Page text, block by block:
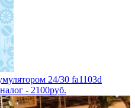
24/30 fa1103d
- 2100руб.